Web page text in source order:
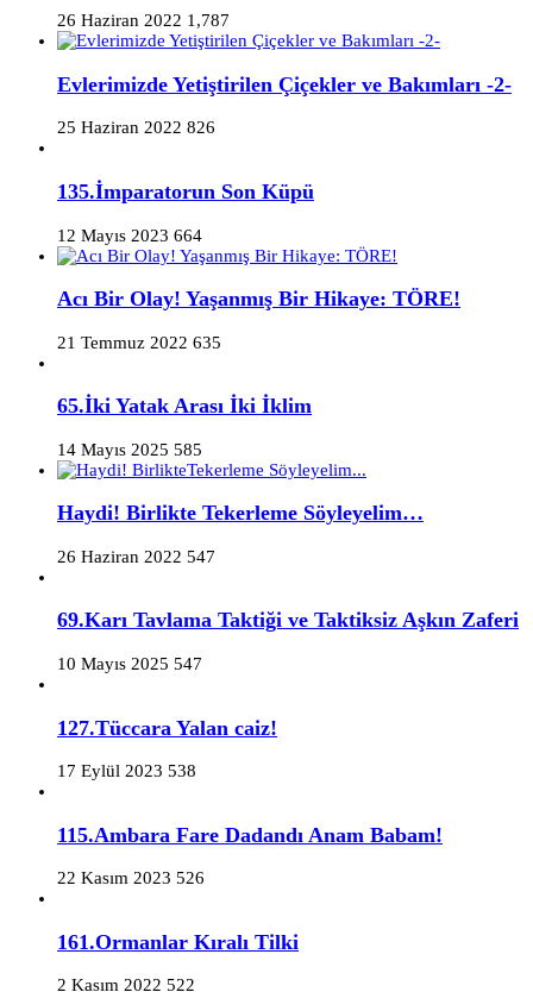
26 Haziran 2022 1,787
Evlerimizde Yetiştirilen Çiçekler ve Bakımları -2-
25 Haziran 2022 826
135.İmparatorun Son Küpü
12 Mayıs 2023 664
Acı Bir Olay! Yaşanmış Bir Hikaye: TÖRE!
21 Temmuz 2022 635
65.İki Yatak Arası İki İklim
14 Mayıs 2025 585
Haydi! Birlikte Tekerleme Söyleyelim…
26 Haziran 2022 547
69.Karı Tavlama Taktiği ve Taktiksiz Aşkın Zaferi
10 Mayıs 2025 547
127.Tüccara Yalan caiz!
17 Eylül 2023 538
115.Ambara Fare Dadandı Anam Babam!
22 Kasım 2023 526
161.Ormanlar Kıralı Tilki
2 Kasım 2022 522